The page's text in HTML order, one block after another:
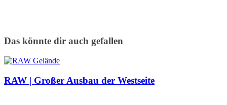
Das könnte dir auch gefallen
RAW | Großer Ausbau der Westseite